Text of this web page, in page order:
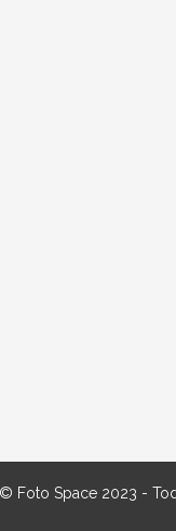
Foto Space 2023 -